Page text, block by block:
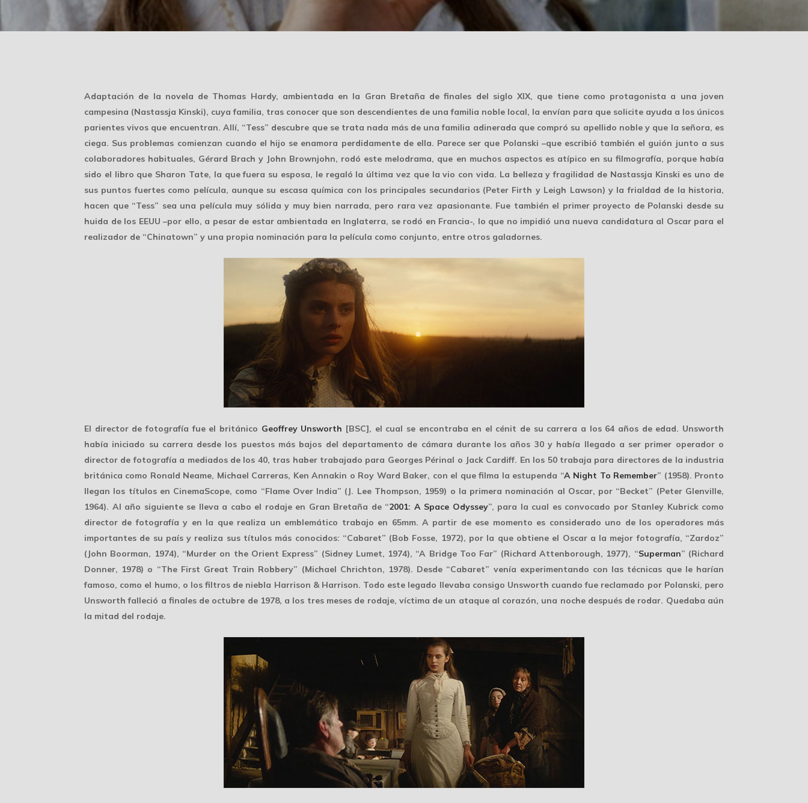
Adaptación de la novela de Thomas Hardy, ambientada en la Gran Bretaña de finales del siglo XIX, que tiene como protagonista a una joven
campesina (Nastassja Kinski), cuya familia, tras conocer que son descendientes de una familia noble local, la envían para que solicite ayuda a los únicos
parientes vivos que encuentran. Allí, “Tess” descubre que se trata nada más de una familia adinerada que compró su apellido noble y que la señora, es
ciega. Sus problemas comienzan cuando el hijo se enamora perdidamente de ella. Parece ser que Polanski –que escribió también el guión junto a sus
colaboradores habituales, Gérard Brach y John Brownjohn, rodó este melodrama, que en muchos aspectos es atípico en su filmografía, porque había
sido el libro que Sharon Tate, la que fuera su esposa, le regaló la última vez que la vio con vida. La belleza y fragilidad de Nastassja Kinski es uno de
sus puntos fuertes como película, aunque su escasa química con los principales secundarios (Peter Firth y Leigh Lawson) y la frialdad de la historia,
hacen que “Tess” sea una película muy sólida y muy bien narrada, pero rara vez apasionante. Fue también el primer proyecto de Polanski desde su
huida de los EEUU –por ello, a pesar de estar ambientada en Inglaterra, se rodó en Francia-, lo que no impidió una nueva candidatura al Oscar para el
realizador de “Chinatown” y una propia nominación para la película como conjunto, entre otros galadornes.
El director de fotografía fue el británico Geoffrey Unsworth [BSC], el cual se encontraba en el cénit de su carrera a los 64 años de edad. Unsworth
había iniciado su carrera desde los puestos más bajos del departamento de cámara durante los años 30 y había llegado a ser primer operador o
director de fotografía a mediados de los 40, tras haber trabajado para Georges Périnal o Jack Cardiff. En los 50 trabaja para directores de la industria
británica como Ronald Neame, Michael Carreras, Ken Annakin o Roy Ward Baker, con el que filma la estupenda “A Night To Remember” (1958). Pronto
llegan los títulos en CinemaScope, como “Flame Over India” (J. Lee Thompson, 1959) o la primera nominación al Oscar, por “Becket” (Peter Glenville,
1964). Al año siguiente se lleva a cabo el rodaje en Gran Bretaña de “2001: A Space Odyssey”, para la cual es convocado por Stanley Kubrickcomo
director de fotografía y en la que realiza un emblemático trabajo en 65mm. A partir de ese momento es considerado uno de los operadores más
importantes de su país y realiza sus títulos más conocidos: “Cabaret” (Bob Fosse, 1972), por la que obtiene el Oscar a la mejor fotografía, “Zardoz”
(John Boorman, 1974), “Murder on the Orient Express” (Sidney Lumet, 1974), “A Bridge Too Far” (Richard Attenborough, 1977), “Superman” (Richard
Donner, 1978) o “The First Great Train Robbery” (Michael Chrichton, 1978). Desde “Cabaret” venía experimentando con las técnicas que le harían
famoso, como el humo, o losfiltros de niebla Harrison & Harrison. Todo este legado llevaba consigo Unsworth cuando fue reclamado por Polanski, pero
Unsworthfalleció a finales de octubre de 1978, a los tres meses de rodaje, víctima de un ataque al corazón, una noche después de rodar. Quedaba aún
la mitad del rodaje.